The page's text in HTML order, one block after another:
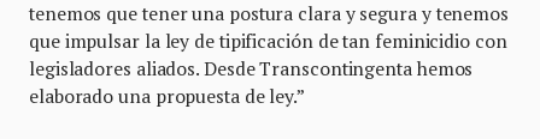
tenemos que tener una postura clara y segura y tenemos
que impulsar la ley de tipificación de tan feminicidio con
legisladores aliados. Desde Transcontingenta hemos
elaborado una propuesta de ley.”